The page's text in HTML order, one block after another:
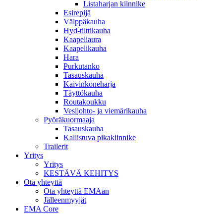
Listaharjan kiinnike
Esirepijä
Välppäkauha
Hyd-tilttikauha
Kaapeliaura
Kaapelikauha
Hara
Purkutanko
Tasauskauha
Kaivinkoneharja
Täyttökauha
Routakoukku
Vesijohto- ja viemärikauha
Pyöräkuormaaja
Tasauskauha
Kallistuva pikakiinnike
Trailerit
Yritys
Yritys
KESTÄVÄ KEHITYS
Ota yhteyttä
Ota yhteyttä EMAan
Jälleenmyyjät
EMA Core